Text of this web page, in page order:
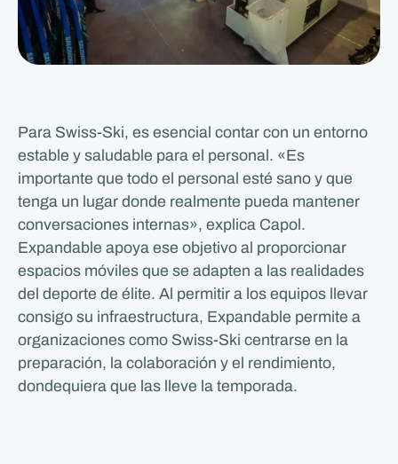
Para Swiss-Ski, es esencial contar con un entorno
estable y saludable para el personal. «Es
importante que todo el personal esté sano y que
tenga un lugar donde realmente pueda mantener
conversaciones internas», explica Capol.
Expandable apoya ese objetivo al proporcionar
espacios móviles que se adapten a las realidades
del deporte de élite. Al permitir a los equipos llevar
consigo su infraestructura, Expandable permite a
organizaciones como Swiss-Ski centrarse en la
preparación, la colaboración y el rendimiento,
dondequiera que las lleve la temporada.